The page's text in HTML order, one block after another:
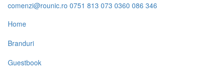
comenzi@rounic.ro 0751 813 073 0360 086 346
Home
Branduri
Guestbook